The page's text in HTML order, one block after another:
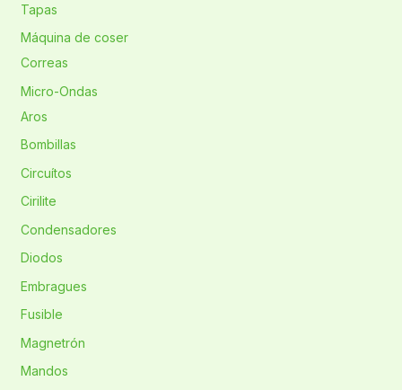
Tapas
Máquina de coser
Correas
Micro-Ondas
Aros
Bombillas
Circuítos
Cirilite
Condensadores
Diodos
Embragues
Fusible
Magnetrón
Mandos